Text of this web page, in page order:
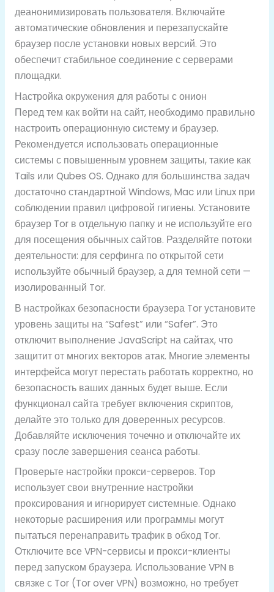
деанонимизировать пользователя. Включайте
автоматические обновления и перезапускайте
браузер после установки новых версий. Это
обеспечит стабильное соединение с серверами
площадки.
Настройка окружения для работы с онион
Перед тем как войти на сайт, необходимо правильно
настроить операционную систему и браузер.
Рекомендуется использовать операционные
системы с повышенным уровнем защиты, такие как
Tails или Qubes OS. Однако для большинства задач
достаточно стандартной Windows, Mac или Linux при
соблюдении правил цифровой гигиены. Установите
браузер Tor в отдельную папку и не используйте его
для посещения обычных сайтов. Разделяйте потоки
деятельности: для серфинга по открытой сети
используйте обычный браузер, а для темной сети —
изолированный Tor.
В настройках безопасности браузера Tor установите
уровень защиты на “Safest” или “Safer”. Это
отключит выполнение JavaScript на сайтах, что
защитит от многих векторов атак. Многие элементы
интерфейса могут перестать работать корректно, но
безопасность ваших данных будет выше. Если
функционал сайта требует включения скриптов,
делайте это только для доверенных ресурсов.
Добавляйте исключения точечно и отключайте их
сразу после завершения сеанса работы.
Проверьте настройки прокси-серверов. Тор
использует свои внутренние настройки
проксирования и игнорирует системные. Однако
некоторые расширения или программы могут
пытаться перенаправить трафик в обход Tor.
Отключите все VPN-сервисы и прокси-клиенты
перед запуском браузера. Использование VPN в
связке с Tor (Tor over VPN) возможно, но требует